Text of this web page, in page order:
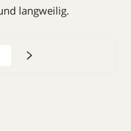
langweilig.